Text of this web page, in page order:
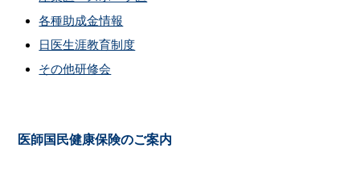
各種助成金情報
日医生涯教育制度
その他研修会
医師国民健康保険のご案内